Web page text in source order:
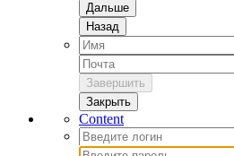
Дальше
Назад
Завершить
Закрыть
Content